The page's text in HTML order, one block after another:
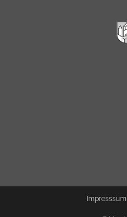
Impress­sum